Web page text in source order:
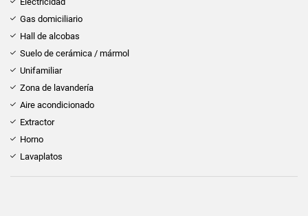
Gas domiciliario
Hall de alcobas
Suelo de cerámica / mármol
Unifamiliar
Zona de lavandería
Aire acondicionado
Extractor
Horno
Lavaplatos